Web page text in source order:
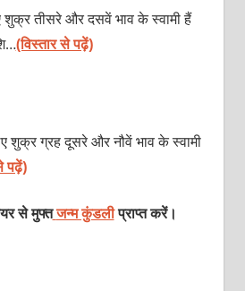
शुक्र तीसरे और दसवें भाव के स्वामी हैं
(विस्तार से पढ़ें)
शुक्र ग्रह दूसरे और नौवें भाव के स्वामी
पढ़ें)
से मुफ्तजन्म कुंडलीप्राप्त करें।